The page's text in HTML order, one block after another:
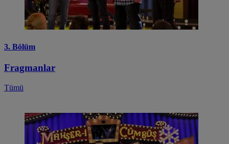
3. Bölüm
Fragmanlar
Tümü